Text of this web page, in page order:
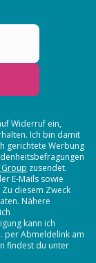
Widerruf ein,
Ich bin damit
gerichtete Werbung
Group zusendet.
E-Mails sowie
diesem Zweck
Nähere
kann ich
per Abmeldelink am
findest du unter